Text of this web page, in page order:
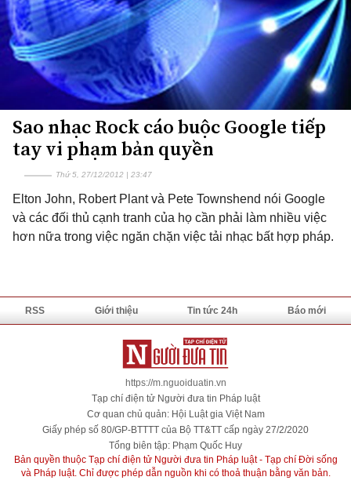
Sao nhạc Rock cáo buộc Google tiếp
tay vi phạm bản quyền
Thứ 5, 27/12/2012 | 23:47
Elton John, Robert Plant và Pete Townshend nói Google
và các đối thủ cạnh tranh của họ cần phải làm nhiều việc
hơn nữa trong việc ngăn chặn việc tải nhạc bất hợp pháp.
RSS Giới thiệu Tin tức 24h Báo mới
https://m.nguoiduatin.vn
Tạp chí điện tử Người đưa tin Pháp luật
Cơ quan chủ quản: Hội Luật gia Việt Nam
Giấy phép số 80/GP-BTTTT của Bộ TT&TT cấp ngày 27/2/2020
Tổng biên tập: Phạm Quốc Huy
Bản quyền thuộc Tạp chí điện tử Người đưa tin Pháp luật - Tạp chí Đời sống
và Pháp luật. Chỉ được phép dẫn nguồn khi có thoả thuận bằng văn bản.